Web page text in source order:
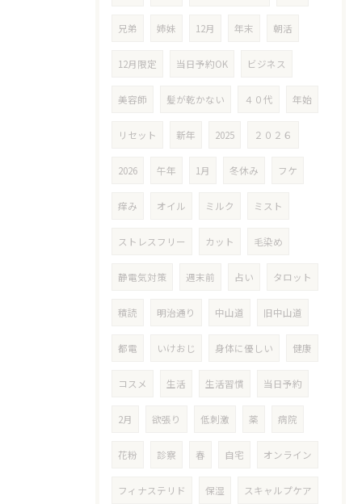
兄弟 姉妹 12月 年末 朝活
12月限定 当日予約OK ビジネス
美容師 髪が乾かない ４０代 年始
リセット 新年 2025 ２０２６
2026 午年 1月 冬休み フケ
痒み オイル ミルク ミスト
ストレスフリー カット 毛染め
静電気対策 週末前 占い タロット
積読 明治通り 中山道 旧中山道
都電 いけおじ 身体に優しい 健康
コスメ 生活 生活習慣 当日予約
2月 欲張り 低刺激 薬 病院
花粉 診察 春 自宅 オンライン
フィナステリド 保湿 スキャルプケア